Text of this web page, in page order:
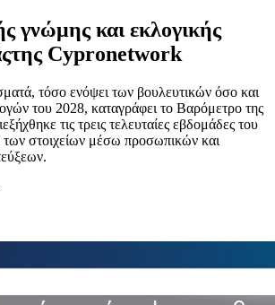
γνώμης και εκλογικής
Cypronetwork
τόσο ενόψει των βουλευτικών όσο και
του 2028, καταγράφει το Βαρόμετρο της
τις τρεις τελευταίες εβδομάδες του
των στοιχείων μέσω προσωπικών και